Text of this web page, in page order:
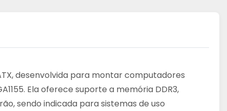
desenvolvida para montar computadores
Ela oferece suporte a memória DDR3,
sendo indicada para sistemas de uso